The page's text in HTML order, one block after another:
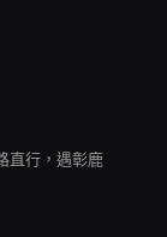
直行，遇彰鹿